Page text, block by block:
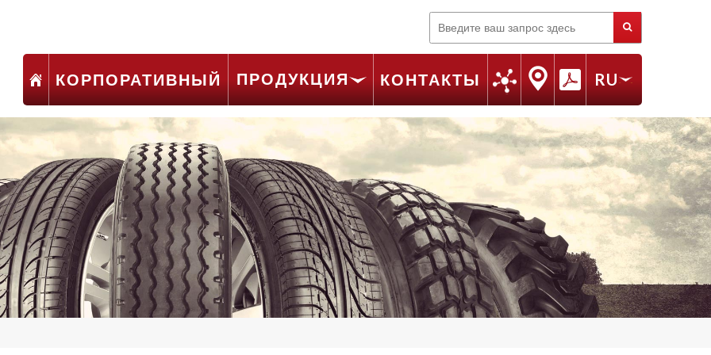
Поиск
КОРПОРАТИВНЫЙ ПРОДУКЦИЯ КОНТАКТЫ RU
FR
EN
IT